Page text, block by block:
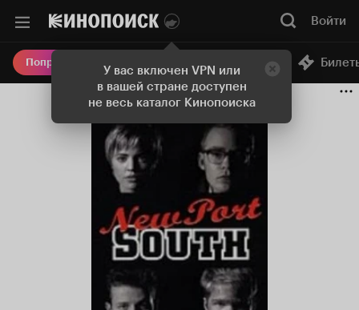
У вас включен VPN или
в вашей стране доступен
не весь каталог Кинопоиска
Войти
Попробовать Плюс Онлайн-кинотеатр